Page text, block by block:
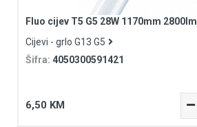
Fluo cijev T5 G5 28W 1170mm 2800lm
Cijevi - grlo G13 G5
Šifra: 4050300591421
6,50 KM